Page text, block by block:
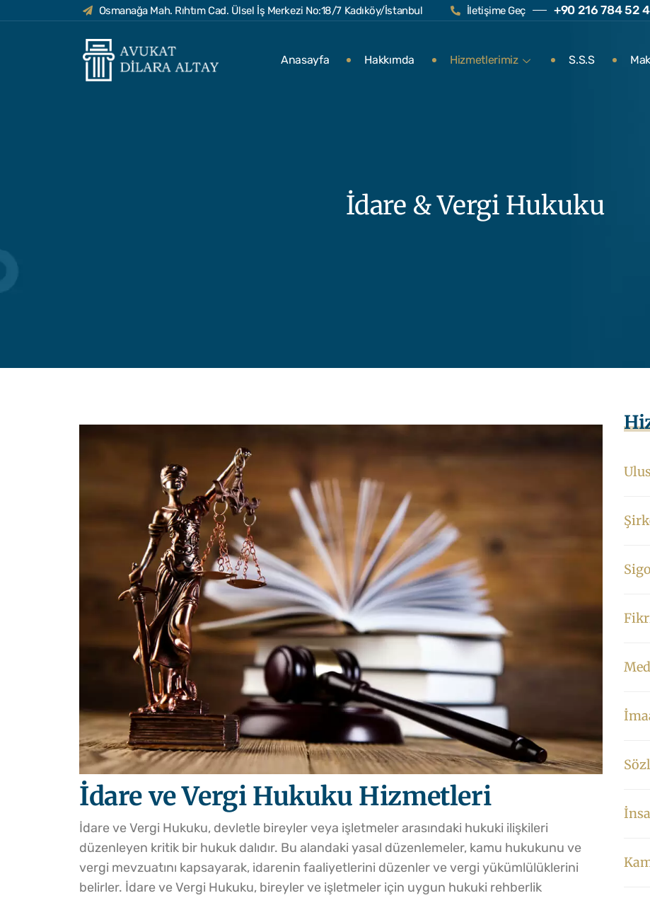
Osmanağa Mah. Rıhtım Cad. Ülsel İş Merkezi No:18/7 Kadıköy/İstanbul İletişime Geç +90 216 784 52
Anasayfa Hakkımda Hizmetlerimiz S.S.S
İdare & Vergi Hukuku
İdare ve Vergi Hukuku Hizmetleri
İdare ve Vergi Hukuku, devletle bireyler veya işletmeler arasındaki hukuki ilişkileri
düzenleyen kritik bir hukuk dalıdır. Bu alandaki yasal düzenlemeler, kamu hukukunu ve
vergi mevzuatını kapsayarak, idarenin faaliyetlerini düzenler ve vergi yükümlülüklerini
belirler. İdare ve Vergi Hukuku, bireyler ve işletmeler için uygun hukuki rehberlik